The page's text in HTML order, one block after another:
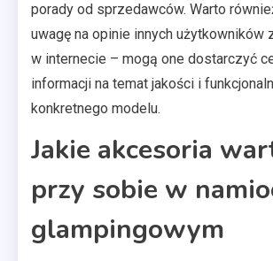
porady od sprzedawców. Warto
uwagę na opinie innych użytkowników
w internecie – mogą one dostarczyć
informacji na temat jakości i
konkretnego modelu.
Jakie akcesoria
przy sobie w
glampingowym